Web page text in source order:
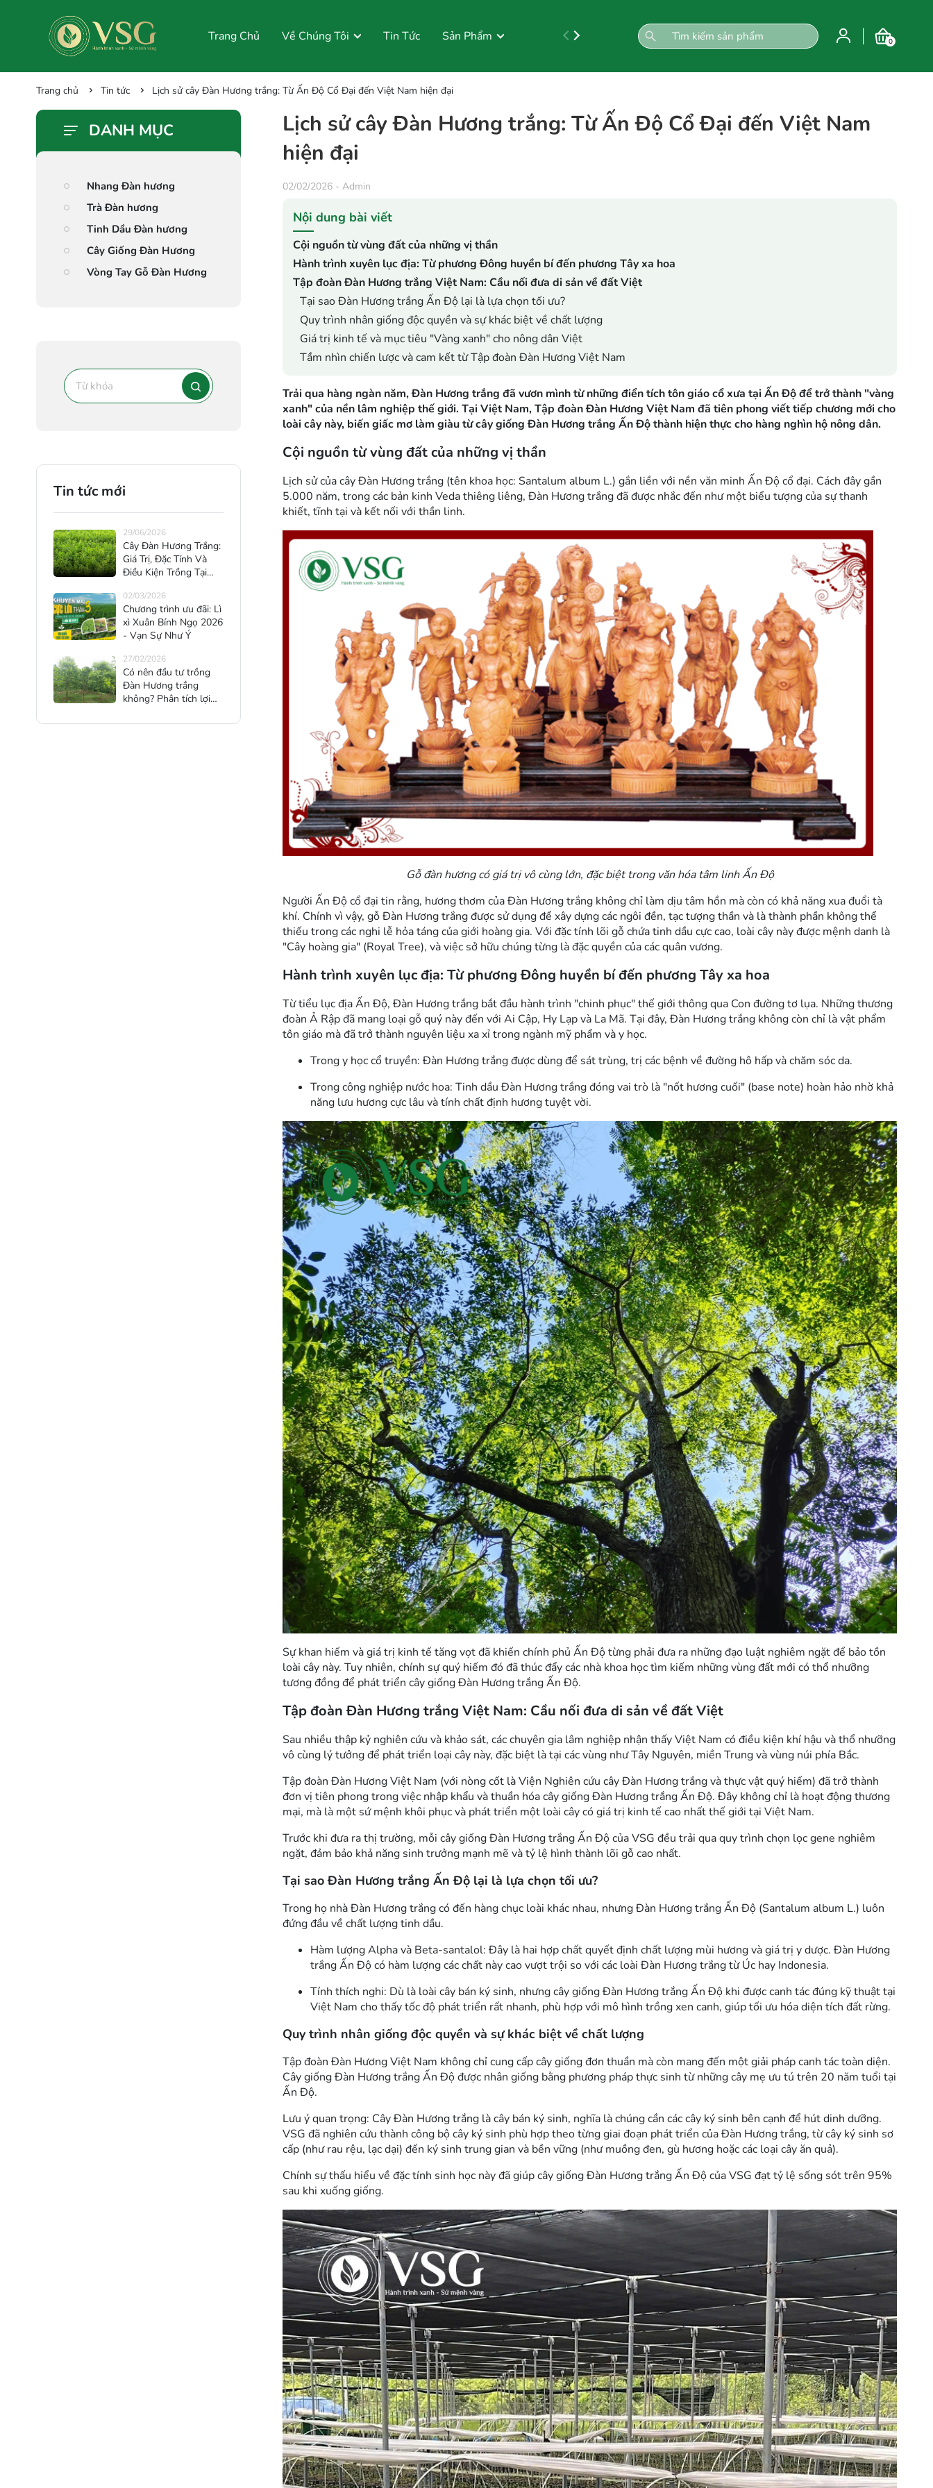
Trang Chủ Về Chúng Tôi Tin Tức Sản Phẩm 0
Trang chủ Tin tức Lịch sử cây Đàn Hương trắng: Từ Ấn Độ Cổ Đại đến Việt Nam hiện đại
Lịch sử cây Đàn Hương trắng: Từ Ấn Độ Cổ Đại đến Việt Nam
hiện đại
02/02/2026 - Admin
Nội dung bài viết
Cội nguồn từ vùng đất của những vị thần
Hành trình xuyên lục địa: Từ phương Đông huyền bí đến phương Tây xa hoa
Tập đoàn Đàn Hương trắng Việt Nam: Cầu nối đưa di sản về đất Việt
Tại sao Đàn Hương trắng Ấn Độ lại là lựa chọn tối ưu?
Quy trình nhân giống độc quyền và sự khác biệt về chất lượng
Giá trị kinh tế và mục tiêu "Vàng xanh" cho nông dân Việt
Tầm nhìn chiến lược và cam kết từ Tập đoàn Đàn Hương Việt Nam
Trải qua hàng ngàn năm, Đàn Hương trắng đã vươn mình từ những điển tích tôn giáo cổ xưa tại Ấn Độ để trở thành "vàng
xanh" của nền lâm nghiệp thế giới. Tại Việt Nam, Tập đoàn Đàn Hương Việt Nam đã tiên phong viết tiếp chương mới cho
loài cây này, biến giấc mơ làm giàu từ cây giống Đàn Hương trắng Ấn Độ thành hiện thực cho hàng nghìn hộ nông dân.
Cội nguồn từ vùng đất của những vị thần
Lịch sử của cây Đàn Hương trắng (tên khoa học: Santalum album L.) gắn liền với nền văn minh Ấn Độ cổ đại. Cách đây gần
5.000 năm, trong các bản kinh Veda thiêng liêng, Đàn Hương trắng đã được nhắc đến như một biểu tượng của sự thanh
khiết, tĩnh tại và kết nối với thần linh.
Gỗ đàn hương có giá trị vô cùng lớn, đặc biệt trong văn hóa tâm linh Ấn Độ
Người Ấn Độ cổ đại tin rằng, hương thơm của Đàn Hương trắng không chỉ làm dịu tâm hồn mà còn có khả năng xua đuổi tà
khí. Chính vì vậy, gỗ Đàn Hương trắng được sử dụng để xây dựng các ngôi đền, tạc tượng thần và là thành phần không thể
thiếu trong các nghi lễ hỏa táng của giới hoàng gia. Với đặc tính lõi gỗ chứa tinh dầu cực cao, loài cây này được mệnh danh là
"Cây hoàng gia" (Royal Tree), và việc sở hữu chúng từng là đặc quyền của các quân vương.
Hành trình xuyên lục địa: Từ phương Đông huyền bí đến phương Tây xa hoa
Từ tiểu lục địa Ấn Độ, Đàn Hương trắng bắt đầu hành trình "chinh phục" thế giới thông qua Con đường tơ lụa. Những thương
đoàn Ả Rập đã mang loại gỗ quý này đến với Ai Cập, Hy Lạp và La Mã. Tại đây, Đàn Hương trắng không còn chỉ là vật phẩm
tôn giáo mà đã trở thành nguyên liệu xa xỉ trong ngành mỹ phẩm và y học.
Trong y học cổ truyền: Đàn Hương trắng được dùng để sát trùng, trị các bệnh về đường hô hấp và chăm sóc da.
Trong công nghiệp nước hoa: Tinh dầu Đàn Hương trắng đóng vai trò là "nốt hương cuối" (base note) hoàn hảo nhờ khả
năng lưu hương cực lâu và tính chất định hương tuyệt vời.
Sự khan hiếm và giá trị kinh tế tăng vọt đã khiến chính phủ Ấn Độ từng phải đưa ra những đạo luật nghiêm ngặt để bảo tồn
loài cây này. Tuy nhiên, chính sự quý hiếm đó đã thúc đẩy các nhà khoa học tìm kiếm những vùng đất mới có thổ nhưỡng
tương đồng để phát triển cây giống Đàn Hương trắng Ấn Độ.
Tập đoàn Đàn Hương trắng Việt Nam: Cầu nối đưa di sản về đất Việt
Sau nhiều thập kỷ nghiên cứu và khảo sát, các chuyên gia lâm nghiệp nhận thấy Việt Nam có điều kiện khí hậu và thổ nhưỡng
vô cùng lý tưởng để phát triển loại cây này, đặc biệt là tại các vùng như Tây Nguyên, miền Trung và vùng núi phía Bắc.
Tập đoàn Đàn Hương Việt Nam (với nòng cốt là Viện Nghiên cứu cây Đàn Hương trắng và thực vật quý hiếm) đã trở thành
đơn vị tiên phong trong việc nhập khẩu và thuần hóacây giống Đàn Hương trắng Ấn Độ. Đây không chỉ là hoạt động thương
mại, mà là một sứ mệnh khôi phục và phát triển một loài cây có giá trị kinh tế cao nhất thế giới tại Việt Nam.
Trước khi đưa ra thị trường, mỗi cây giống Đàn Hương trắng Ấn Độcủa VSG đều trải qua quy trình chọn lọc gene nghiêm
ngặt, đảm bảo khả năng sinh trưởng mạnh mẽ và tỷ lệ hình thành lõi gỗ cao nhất.
Tại sao Đàn Hương trắng Ấn Độ lại là lựa chọn tối ưu?
Trong họ nhà Đàn Hương trắng có đến hàng chục loài khác nhau, nhưng Đàn Hương trắng Ấn Độ (Santalum album L.) luôn
đứng đầu về chất lượng tinh dầu.
Hàm lượng Alpha và Beta-santalol: Đây là hai hợp chất quyết định chất lượng mùi hương và giá trị y dược. Đàn Hương
trắng Ấn Độ có hàm lượng các chất này cao vượt trội so với các loài Đàn Hương trắng từ Úc hay Indonesia.
Tính thích nghi: Dù là loài cây bán ký sinh, nhưngcây giống Đàn Hương trắng Ấn Độ khi được canh tác đúng kỹ thuật tại
Việt Nam cho thấy tốc độ phát triển rất nhanh, phù hợp với mô hình trồng xen canh, giúp tối ưu hóa diện tích đất rừng.
Quy trình nhân giống độc quyền và sự khác biệt về chất lượng
Tập đoàn Đàn Hương Việt Nam không chỉ cung cấp cây giống đơn thuần mà còn mang đến một giải pháp canh tác toàn diện.
Cây giống Đàn Hương trắng Ấn Độđược nhân giống bằng phương pháp thực sinh từ những cây mẹ ưu tú trên 20 năm tuổi tại
Ấn Độ.
Lưu ý quan trọng: Cây Đàn Hương trắng là cây bán ký sinh, nghĩa là chúng cần các cây ký sinh bên cạnh để hút dinh dưỡng.
VSG đã nghiên cứu thành công bộ cây ký sinh phù hợp theo từng giai đoạn phát triển của Đàn Hương trắng, từ cây ký sinh sơ
cấp (như rau rệu, lạc dại) đến ký sinh trung gian và bền vững (như muồng đen, gù hương hoặc các loại cây ăn quả).
Chính sự thấu hiểu về đặc tính sinh học này đã giúpcây giống Đàn Hương trắng Ấn Độcủa VSG đạt tỷ lệ sống sót trên 95%
sau khi xuống giống.
DANH MỤC
Nhang Đàn hương
Trà Đàn hương
Tinh Dầu Đàn hương
Cây Giống Đàn Hương
Vòng Tay Gỗ Đàn Hương
Tin tức mới
29/06/2026
Cây Đàn Hương Trắng:
Giá Trị, Đặc Tính Và
Điều Kiện Trồng Tại
02/03/2026
Chương trình ưu đãi: Lì
xì Xuân Bính Ngọ 2026
- Vạn Sự Như Ý
27/02/2026
Có nên đầu tư trồng
Đàn Hương trắng
không? Phân tích lợi
cho nhà đầu tư 2025